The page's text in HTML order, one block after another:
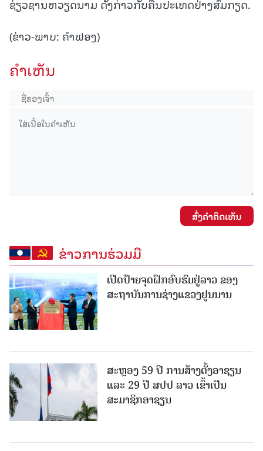
ຊ່ຽວຊານຫວຽດນາມ ດັ່ງກ່າວກັບຄືນປະເທດຢ່າງສົມກຽດ.
(ຂ່າວ-ພາບ: ຄຳຟອງ)
ຄໍາເຫັນ
ສົ່ງຄໍາຄິດເຫັນ
ຂ່າວການຮ່ວມມື
ເປີດປ້າຍຈຸດຝຶກອົບຮົມຢູ່ລາວ ຂອງ
ສະຖາບັນການຊ່າງແຂວງຢູນນານ
ສະຫຼອງ 59 ປີ ການສ້າງຕັ້ງອາຊຽນ
ແລະ 29 ປີ ສປປ ລາວ ເຂົ້າເປັນ
ສະມາຊິກອາຊຽນ